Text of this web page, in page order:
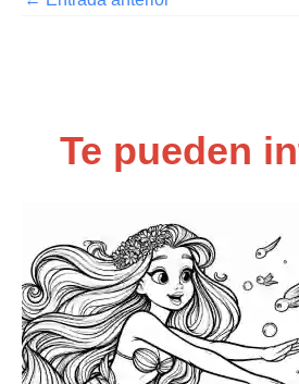
Te pueden